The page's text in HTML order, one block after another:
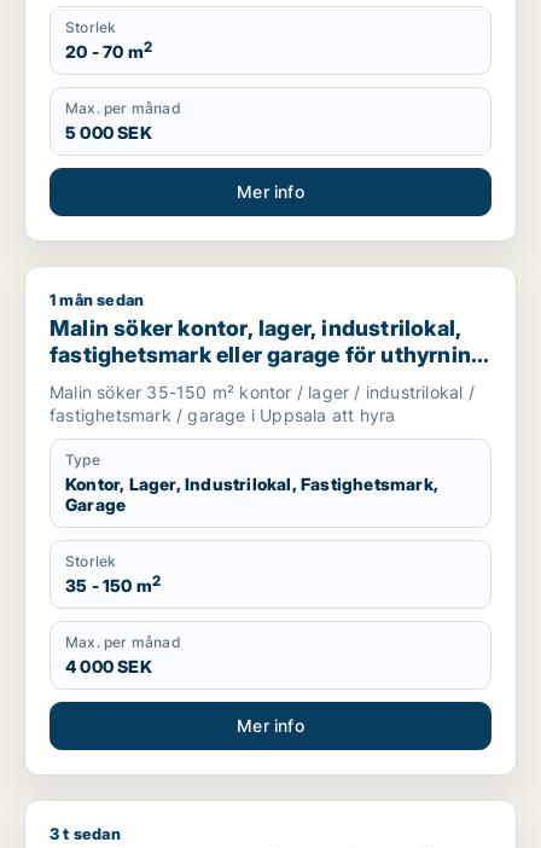
Storlek
20 - 70 m2
Max. per månad
5 000 SEK
Mer info
Malin söker kontor, lager, industrilokal, fastighetsmark eller
1 mån sedan
Malin söker kontor, lager, industrilokal,
fastighetsmark eller garage för uthyrning
i Uppsala
Malin söker 35-150 m² kontor / lager / industrilokal /
fastighetsmark / garage i Uppsala att hyra
Type
Kontor, Lager, Industrilokal, Fastighetsmark,
Garage
Storlek
35 - 150 m2
Max. per månad
4 000 SEK
Mer info
Lars söker lager eller industrilokal för uthyrning i Uppsala
3 t sedan